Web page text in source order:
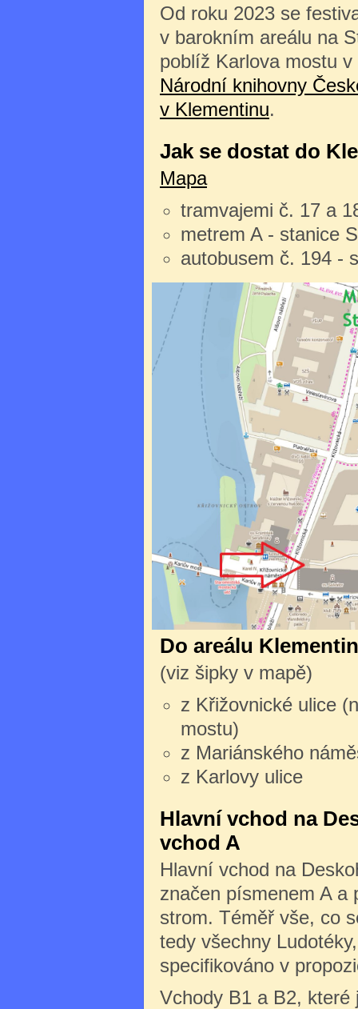
Od roku 2023 se
v barokním areálu na
poblíž Karlova mostu
Národní knihovny
v Klementinu.
Jak se dostat do
Mapa
tramvajemi č. 17 a
metrem A - stanice
autobusem č. 194 -
Do areálu
(viz šipky v mapě)
z Křižovnické ulice
mostu)
z Mariánského
z Karlovy ulice
Hlavní vchod na
vchod A
Hlavní vchod na
značen písmenem A a
strom. Téměř vše, co
tedy všechny
specifikováno v
Vchody B1 a B2, které